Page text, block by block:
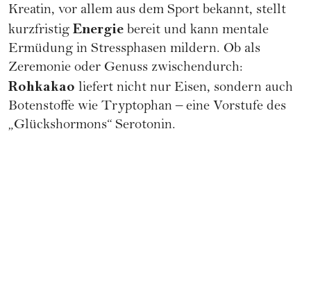
Kreatin, vor allem aus dem Sport bekannt, stellt
kurzfristig Energie bereit und kann mentale
Ermüdung in Stressphasen mildern. Ob als
Zeremonie oder Genuss zwischendurch:
Rohkakao liefert nicht nur Eisen, sondern auch
Botenstoffe wie Tryptophan – eine Vorstufe des
„Glückshormons“ Serotonin.